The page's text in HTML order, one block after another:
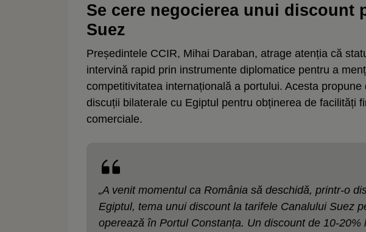
Se cere negocierea unui discount
Suez
Președintele CCIR, Mihai Daraban, atrage atenția că
intervină rapid prin instrumente diplomatice pentru a
competitivitatea internațională a portului. Acesta
discuții bilaterale cu Egiptul pentru obținerea de facilități
comerciale.
„A venit momentul ca România să deschidă, printr-o
Egiptul, tema unui discount la tarifele Canalului Suez
operează în Portul Constanța. Un discount de 10-20%